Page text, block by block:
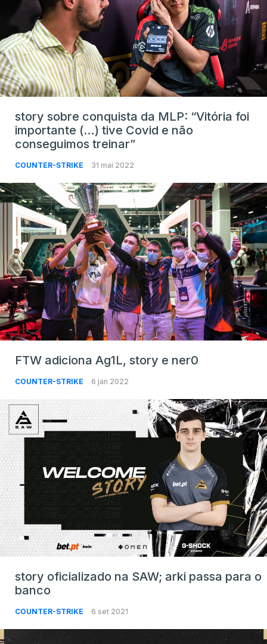
story sobre conquista da MLP: “Vitória foi
importante (…) tive Covid e não
conseguimos treinar”
COUNTER-STRIKE 31 mai 2022
FTW adiciona Ag1L, story e ner0
COUNTER-STRIKE 6 jan 2022
story oficializado na SAW; arki passa para o
banco
COUNTER-STRIKE 6 set 2021